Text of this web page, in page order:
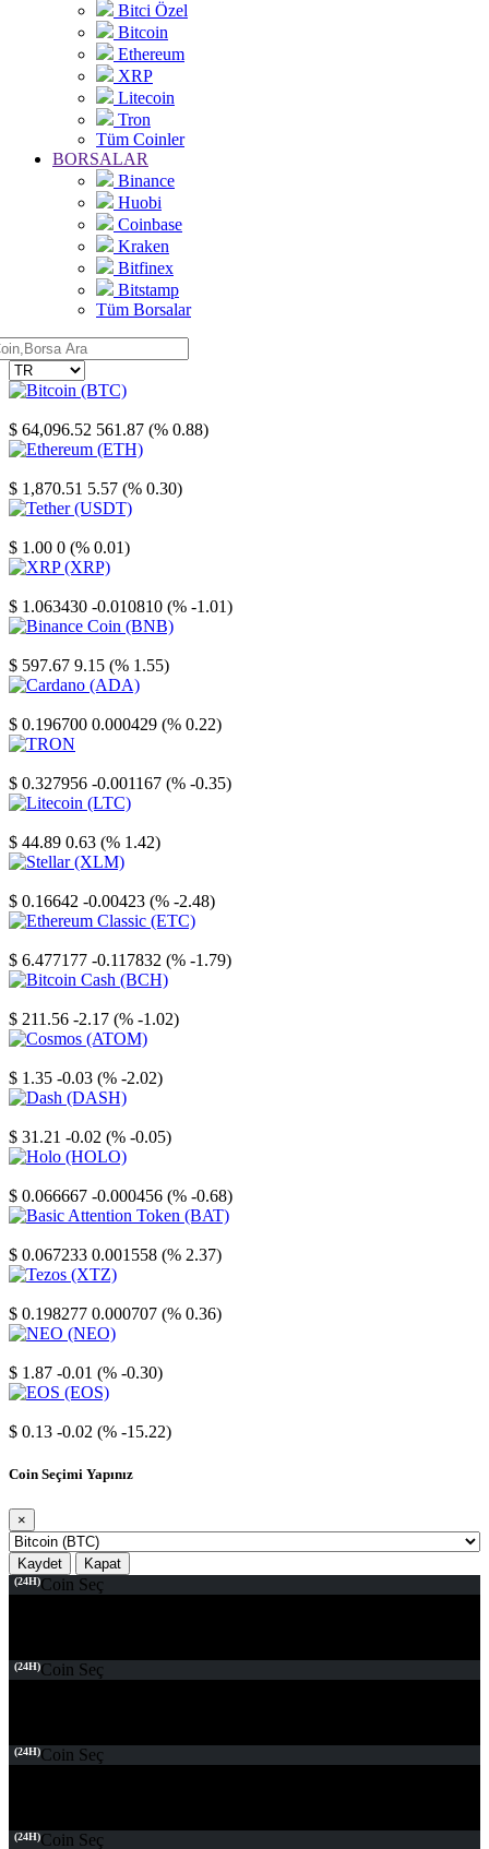
Bitci Özel
Bitcoin
Ethereum
XRP
Litecoin
Tron
Tüm Coinler
BORSALAR
Binance
Huobi
Coinbase
Kraken
Bitfinex
Bitstamp
Tüm Borsalar
$ 64,096.52 561.87 (% 0.88)
$ 1,870.51 5.57 (% 0.30)
$ 1.00 0 (% 0.01)
$ 1.063430 -0.010810 (% -1.01)
$ 597.67 9.15 (% 1.55)
$ 0.196700 0.000429 (% 0.22)
$ 0.327956 -0.001167 (% -0.35)
$ 44.89 0.63 (% 1.42)
$ 0.16642 -0.00423 (% -2.48)
$ 6.477177 -0.117832 (% -1.79)
$ 211.56 -2.17 (% -1.02)
$ 1.35 -0.03 (% -2.02)
$ 31.21 -0.02 (% -0.05)
$ 0.066667 -0.000456 (% -0.68)
$ 0.067233 0.001558 (% 2.37)
$ 0.198277 0.000707 (% 0.36)
$ 1.87 -0.01 (% -0.30)
$ 0.13 -0.02 (% -15.22)
Coin Seçimi Yapınız
×
Kaydet Kapat
(24H)Coin Seç
(24H)Coin Seç
(24H)Coin Seç
(24H)Coin Seç